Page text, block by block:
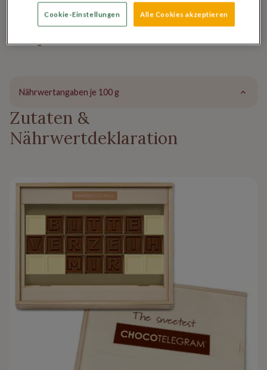
Holzkästchen beinhaltet 21 Zeichen (3 Zeilen mit jeweils 7
Zeichen).
Nährwertangaben je 100 g
Zutaten &
Nährwertdeklaration
Cookie-Einstellungen Alle Cookies akzeptieren